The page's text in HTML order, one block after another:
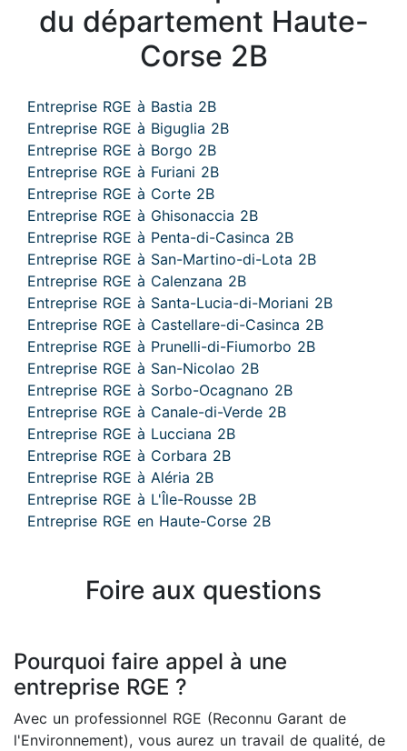
du département Haute-
Corse 2B
Entreprise RGE à Bastia 2B
Entreprise RGE à Biguglia 2B
Entreprise RGE à Borgo 2B
Entreprise RGE à Furiani 2B
Entreprise RGE à Corte 2B
Entreprise RGE à Ghisonaccia 2B
Entreprise RGE à Penta-di-Casinca 2B
Entreprise RGE à San-Martino-di-Lota 2B
Entreprise RGE à Calenzana 2B
Entreprise RGE à Santa-Lucia-di-Moriani 2B
Entreprise RGE à Castellare-di-Casinca 2B
Entreprise RGE à Prunelli-di-Fiumorbo 2B
Entreprise RGE à San-Nicolao 2B
Entreprise RGE à Sorbo-Ocagnano 2B
Entreprise RGE à Canale-di-Verde 2B
Entreprise RGE à Lucciana 2B
Entreprise RGE à Corbara 2B
Entreprise RGE à Aléria 2B
Entreprise RGE à L'Île-Rousse 2B
Entreprise RGE en Haute-Corse 2B
Foire aux questions
Pourquoi faire appel à une
entreprise RGE ?
Avec un professionnel RGE (Reconnu Garant de
l'Environnement), vous aurez un travail de qualité, de